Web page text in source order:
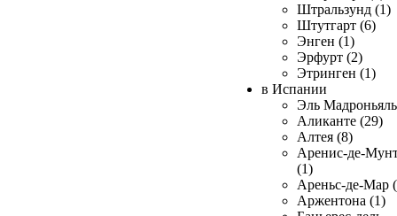
Штральзунд (1)
Штутгарт (6)
Энген (1)
Эрфурт (2)
Этринген (1)
в Испании
Эль
Аликанте (29)
Алтея (8)
Аренис-де-
(1)
Ареньс-де-Мар
Аржентона (1)